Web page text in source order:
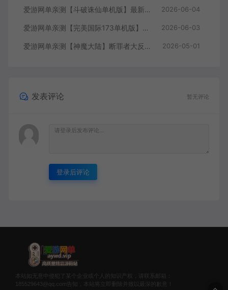
爱游网单亲测【斗破诛仙单机版】最新整理18职业超变 带GM物品后台 通用视频安装教学虚拟机一键端+手工端文本教学 2026-06-04
爱游网单亲测【完美国际173单机版】最新整理完美国际173V344新15职业鸿利商城版装备精炼128倍 视频安装教学 虚拟机一键端 2026-06-03
爱游网单亲测【神魔大陆】断罪者大反攻单机版DUBUG命令可发物品道具装备叶子虚拟机一键端视频安装教学 2026-05-01
发表评论 暂无评论
登录后评论
本站如无意中侵犯了某个企业或个人的知识产权，请联系邮箱：
185529643@qq.com告知，本站将立即删除并致以最深的歉意！